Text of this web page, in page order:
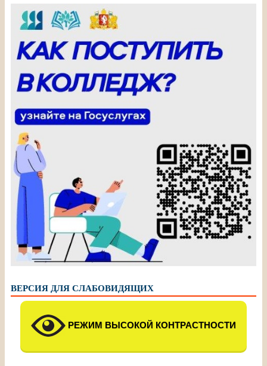
ВЕРСИЯ ДЛЯ СЛАБОВИДЯЩИХ
РЕЖИМ ВЫСОКОЙ КОНТРАСТНОСТИ